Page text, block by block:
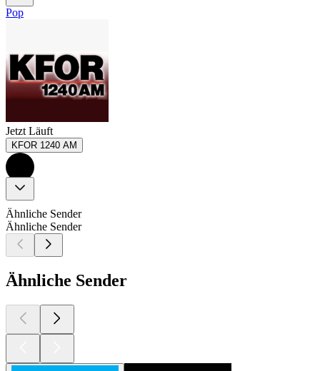
Pop
Jetzt Läuft
KFOR 1240 AM
Ähnliche Sender
Ähnliche Sender
Ähnliche Sender